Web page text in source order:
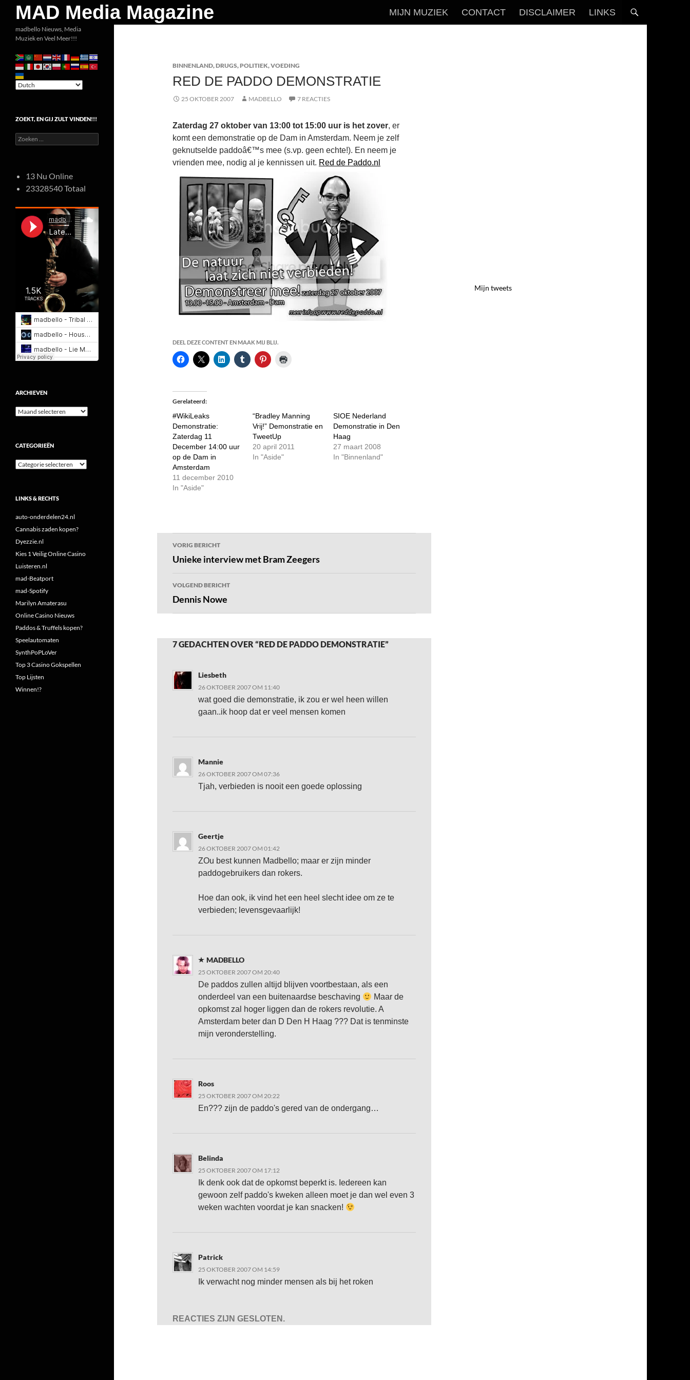
inhoud
MAD Media Magazine
Zoeken
MIJN MUZIEK CONTACT DISCLAIMER LINKS
BINNENLAND,DRUGS,POLITIEK,VOEDING
RED DE PADDO DEMONSTRATIE
25 OKTOBER 2007 MADBELLO 7 REACTIES
Zaterdag 27 oktober van 13:00 tot 15:00 uur is het zover, er
komt een demonstratie op de Dam in Amsterdam. Neem je zelf
geknutselde paddoâ€™s mee (s.vp. geen echte!). En neem je
vrienden mee, nodig al je kennissen uit. Red de Paddo.nl
DEEL DEZE CONTENT EN MAAK MIJ BLIJ.
Gerelateerd
#WikiLeaks
Demonstratie:
Zaterdag 11
December 14:00 uur
op de Dam in
Amsterdam
11 december 2010
In "Aside"
“Bradley Manning
Vrij!” Demonstratie en
TweetUp
20 april 2011
In "Aside"
SIOE Nederland
Demonstratie in Den
Haag
27 maart 2008
In "Binnenland"
Bericht
navigatie
VORIG BERICHT
Unieke interview met Bram Zeegers
VOLGEND BERICHT
Dennis Nowe
7 GEDACHTEN OVER “RED DE PADDO DEMONSTRATIE”
Liesbeth
26 OKTOBER 2007 OM 11:40
wat goed die demonstratie, ik zou er wel heen willen
gaan..ik hoop dat er veel mensen komen
Mannie
26 OKTOBER 2007 OM 07:36
Tjah, verbieden is nooit een goede oplossing
Geertje
26 OKTOBER 2007 OM 01:42
ZOu best kunnen Madbello; maar er zijn minder
paddogebruikers dan rokers.
Hoe dan ook, ik vind het een heel slecht idee om ze te
verbieden; levensgevaarlijk!
MADBELLO
25 OKTOBER 2007 OM 20:40
De paddos zullen altijd blijven voortbestaan, als een
onderdeel van een buitenaardse beschaving
Maar de
opkomst zal hoger liggen dan de rokers revolutie. A
Amsterdam beter dan D Den H Haag ??? Dat is tenminste
mijn veronderstelling.
Roos
25 OKTOBER 2007 OM 20:22
En??? zijn de paddo's gered van de ondergang…
Belinda
25 OKTOBER 2007 OM 17:12
Ik denk ook dat de opkomst beperkt is. Iedereen kan
gewoon zelf paddo's kweken alleen moet je dan wel even 3
weken wachten voordat je kan snacken!
Patrick
25 OKTOBER 2007 OM 14:59
Ik verwacht nog minder mensen als bij het roken
REACTIES ZIJN GESLOTEN.
Mijn tweets
madbello Nieuws, Media
Muziek en Veel Meer!!!
ZOEKT, EN GIJ ZULT VINDEN!!!
Zoeken
naar:
13 Nu Online
23328540 Totaal
ARCHIEVEN
Archieven
CATEGORIEËN
Categorieën
LINKS & RECHTS
auto-onderdelen24.nl
Cannabis zaden kopen?
Dyezzie.nl
Kies 1 Veilig Online Casino
Luisteren.nl
mad-Beatport
mad-Spotify
Marilyn Amaterasu
Online Casino Nieuws
Paddos & Truffels kopen?
Speelautomaten
SynthPoPLoVer
Top 3 Casino Gokspellen
Top Lijsten
Winnen!?